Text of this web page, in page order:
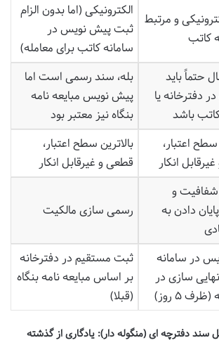
و مرتبط
کاتب
الکترونیکی (اما بدون الزام
ثبت پیش نویس در
سامانه کاتب برای معامله)
حتماً باید
دفترخانه یا
باشد
بله، سند رسمی است اما
پیش نویس مبایعه نامه
بنگاه نیز معتبر بود
سطح اعتبار،
انکار
بالاترین سطح اعتبار،
قطعی و غیرقابل انکار
شفافیت و
دادن به
رسمی سازی مالکیت
در سامانه
سازی در
۵ روز)
ثبت مستقیم در دفترخانه
بر اساس مبایعه نامه بنگاه
(قبلا)
دفترچه ای (منگوله دار): یادگاری از گذشته